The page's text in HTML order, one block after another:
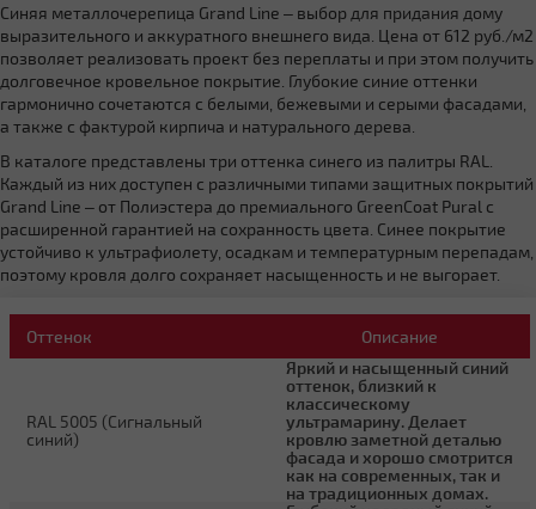
Синяя металлочерепица Grand Line – выбор для придания дому
выразительного и аккуратного внешнего вида. Цена от 612 руб./м2
позволяет реализовать проект без переплаты и при этом получить
долговечное кровельное покрытие. Глубокие синие оттенки
гармонично сочетаются с белыми, бежевыми и серыми фасадами,
а также с фактурой кирпича и натурального дерева.
В каталоге представлены три оттенка синего из палитры RAL.
Каждый из них доступен с различными типами защитных покрытий
Grand Line – от Полиэстера до премиального GreenCoat Pural с
расширенной гарантией на сохранность цвета. Синее покрытие
устойчиво к ультрафиолету, осадкам и температурным перепадам,
поэтому кровля долго сохраняет насыщенность и не выгорает.
Оттенок Описание
RAL 5005 (Сигнальный
синий)
Яркий и насыщенный синий
оттенок, близкий к
классическому
ультрамарину. Делает
кровлю заметной деталью
фасада и хорошо смотрится
как на современных, так и
на традиционных домах.
Мансардная ломаная
Другой тип крыши